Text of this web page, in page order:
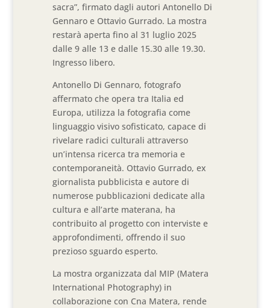
sacra”, firmato dagli autori Antonello Di
Gennaro e Ottavio Gurrado. La mostra
restarà aperta fino al 31 luglio 2025
dalle 9 alle 13 e dalle 15.30 alle 19.30.
Ingresso libero.
Antonello Di Gennaro, fotografo
affermato che opera tra Italia ed
Europa, utilizza la fotografia come
linguaggio visivo sofisticato, capace di
rivelare radici culturali attraverso
un’intensa ricerca tra memoria e
contemporaneità. Ottavio Gurrado, ex
giornalista pubblicista e autore di
numerose pubblicazioni dedicate alla
cultura e all’arte materana, ha
contribuito al progetto con interviste e
approfondimenti, offrendo il suo
prezioso sguardo esperto.
La mostra organizzata dal MIP (Matera
International Photography) in
collaborazione con Cna Matera, rende